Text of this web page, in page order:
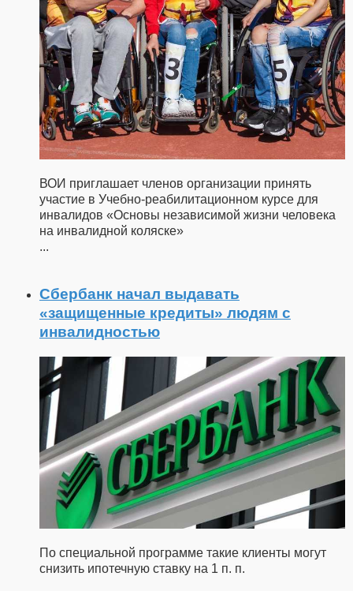
ВОИ приглашает членов организации принять
участие в Учебно-реабилитационном курсе для
инвалидов «Основы независимой жизни человека
на инвалидной коляске»
...
Сбербанк начал выдавать
«защищенные кредиты» людям с
инвалидностью
По специальной программе такие клиенты могут
снизить ипотечную ставку на 1 п. п.